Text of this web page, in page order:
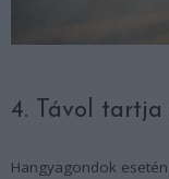
4. Távol
Hangyagondok